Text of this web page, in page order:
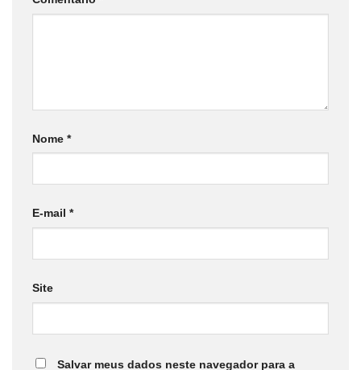
Nome *
E-mail *
Site
Salvar meus dados neste navegador para a